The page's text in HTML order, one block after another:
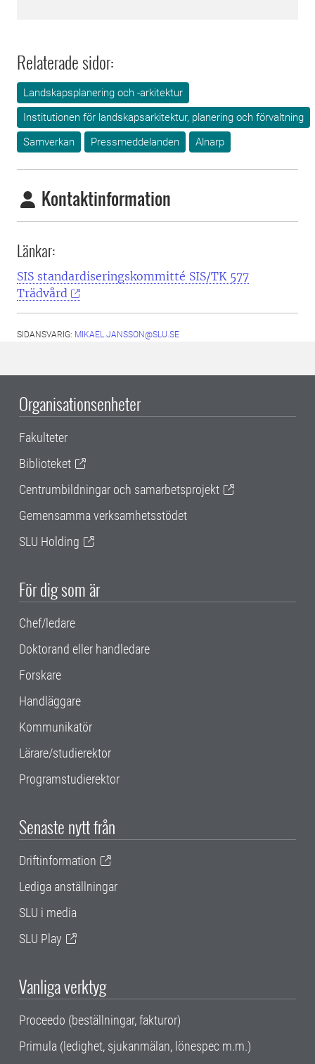
Relaterade sidor:
Landskapsplanering och -arkitektur
Institutionen för landskapsarkitektur, planering och förvaltning
Samverkan
Pressmeddelanden Alnarp
Kontaktinformation
Länkar:
SIS standardiseringskommitté SIS/TK 577
Trädvård
SIDANSVARIG: MIKAEL.JANSSON@SLU.SE
Organisationsenheter
Fakulteter
Biblioteket
Centrumbildningar och samarbetsprojekt
Gemensamma verksamhetsstödet
SLU Holding
För dig som är
Chef/ledare
Doktorand eller handledare
Forskare
Handläggare
Kommunikatör
Lärare/studierektor
Programstudierektor
Senaste nytt från
Driftinformation
Lediga anställningar
SLU i media
SLU Play
Vanliga verktyg
Proceedo (beställningar, fakturor)
Primula (ledighet, sjukanmälan, lönespec m.m.)